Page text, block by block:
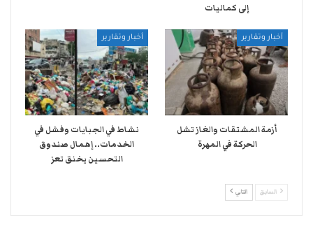
إلى كماليات
أخبار وتقارير
أزمة المشتقات والغاز تشل
الحركة في المهرة ​
أخبار وتقارير
نشاط في الجبايات وفشل في
الخدمات.. إهمال صندوق
التحسين يخنق تعز
السابق التالي